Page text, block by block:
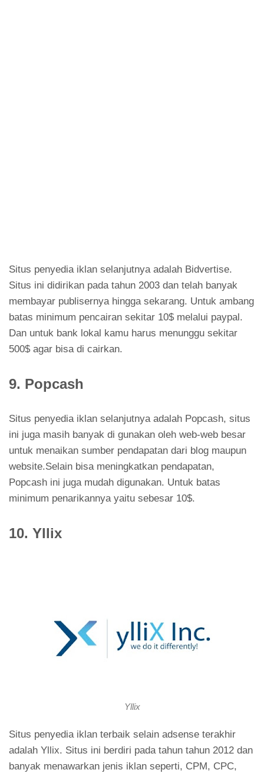
Situs penyedia iklan selanjutnya adalah Bidvertise.
Situs ini didirikan pada tahun 2003 dan telah banyak
membayar publisernya hingga sekarang. Untuk ambang
batas minimum pencairan sekitar 10$ melalui paypal.
Dan untuk bank lokal kamu harus menunggu sekitar
500$ agar bisa di cairkan.
9. Popcash
Situs penyedia iklan selanjutnya adalah Popcash, situs
ini juga masih banyak di gunakan oleh web-web besar
untuk menaikan sumber pendapatan dari blog maupun
website.Selain bisa meningkatkan pendapatan,
Popcash ini juga mudah digunakan. Untuk batas
minimum penarikannya yaitu sebesar 10$.
10. Yllix
Yllix
Situs penyedia iklan terbaik selain adsense terakhir
adalah Yllix. Situs ini berdiri pada tahun tahun 2012 dan
banyak menawarkan jenis iklan seperti, CPM, CPC,